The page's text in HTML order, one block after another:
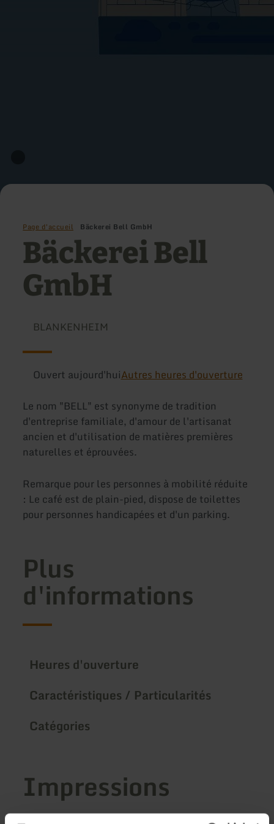
Page d'accueil Bäckerei Bell GmbH
Bäckerei Bell
GmbH
BLANKENHEIM
Ouvert aujourd'huiAutres heures d'ouverture
Le nom "BELL" est synonyme de tradition
d'entreprise familiale, d'amour de l'artisanat
ancien et d'utilisation de matières premières
naturelles et éprouvées.
Remarque pour les personnes à mobilité réduite
: Le café est de plain-pied, dispose de toilettes
pour personnes handicapées et d'un parking.
Plus
d'informations
Heures d'ouverture
Caractéristiques / Particularités
Catégories
Impressions